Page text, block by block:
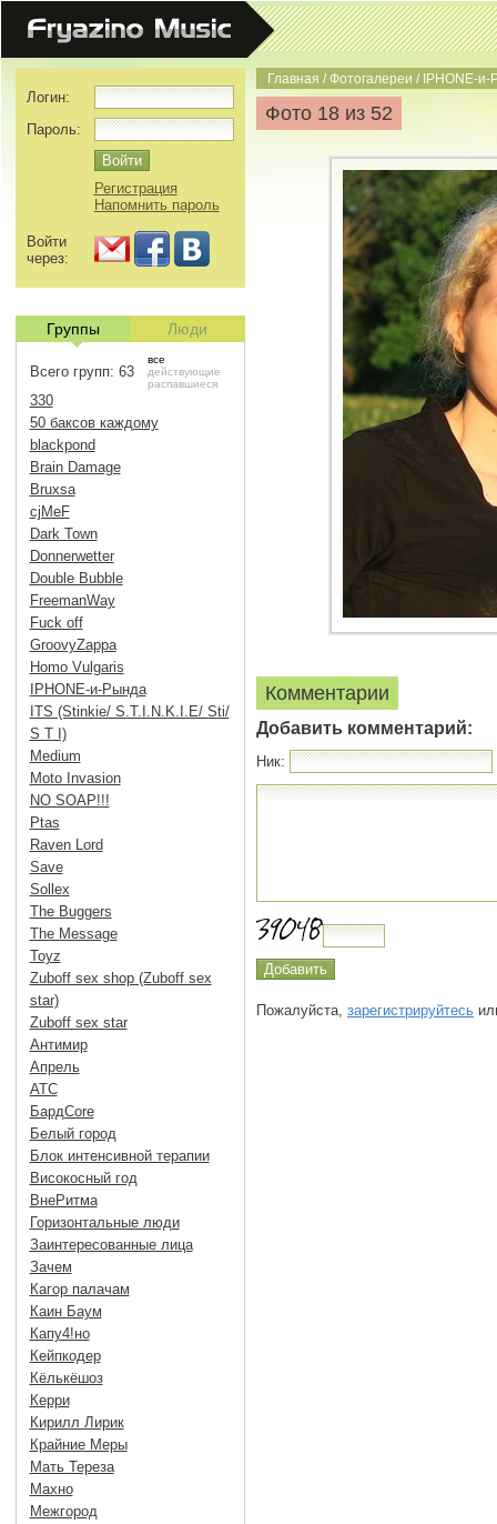
Главная /Фотогалереи / IPHONE-и-
Фото 18 из 52
Комментарии
Добавить комментарий:
Ник:
Пожалуйста, зарегистрируйтесь
Логин:
Пароль:
Регистрация
Напомнить пароль
Войти
через:
Группы Люди
Всего групп: 63
все
действующие
распавшиеся
330
50 баксов каждому
blackpond
Brain Damage
Bruxsa
cjMeF
Dark Town
Donnerwetter
Double Bubble
FreemanWay
Fuck off
GroovyZappa
Homo Vulgaris
IPHONE-и-Рында
ITS (Stinkie/ S.T.I.N.K.I.E/ Sti/
S T I)
Medium
Moto Invasion
NO SOAP!!!
Ptas
Raven Lord
Save
Sollex
The Buggers
The Message
Toyz
Zuboff sex shop (Zuboff sex
star)
Zuboff sex star
Антимир
Апрель
АТС
БардCore
Белый город
Блок интенсивной терапии
Високосный год
ВнеРитма
Горизонтальные люди
Заинтересованные лица
Зачем
Кагор палачам
Каин Баум
Капу4!но
Кейпкодер
Кёлькёшоз
Керри
Кирилл Лирик
Крайние Меры
Мать Тереза
Махно
Межгород